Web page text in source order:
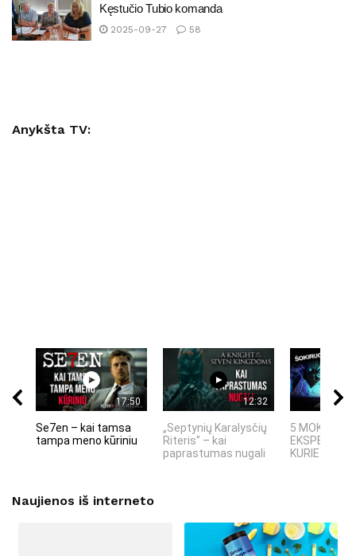
Kęstučio Tubio komanda
2025-09-27 58
Anykšta TV:
17:50
Se7en – kai tamsa
tampa meno kūriniu
12:32
„Septynių Karalysčių
Riteris" – kai
paprastumas nugali
5 MOKSLINIAI
KURIE
Naujienos iš interneto